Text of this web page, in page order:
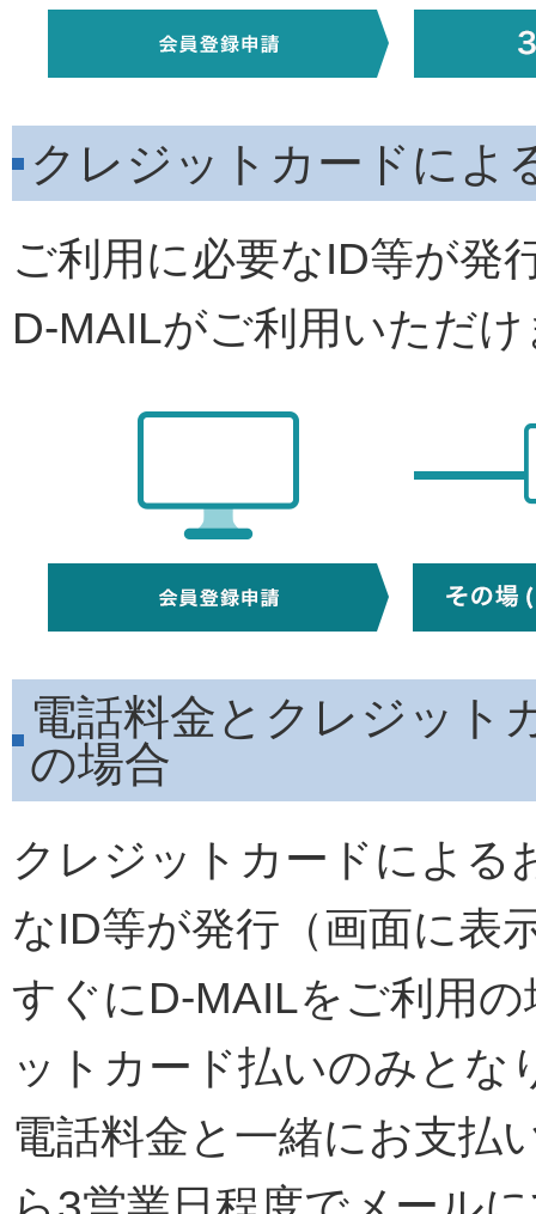
クレジットカードによ
ご利用に必要なID等が発
D-MAILがご利用いただ
電話料金とクレジット
の場合
クレジットカードによる
なID等が発行（画面に表
すぐにD-MAILをご利用
ットカード払いのみとな
電話料金と⼀緒にお支払